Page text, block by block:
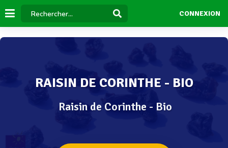
CONNEXION
RAISIN DE CORINTHE - BIO
Raisin de Corinthe - Bio